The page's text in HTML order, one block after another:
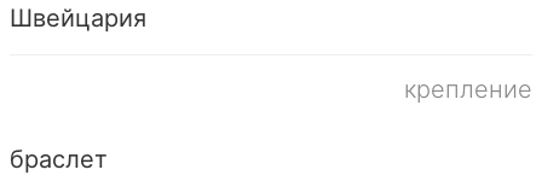
Швейцария
крепление
браслет